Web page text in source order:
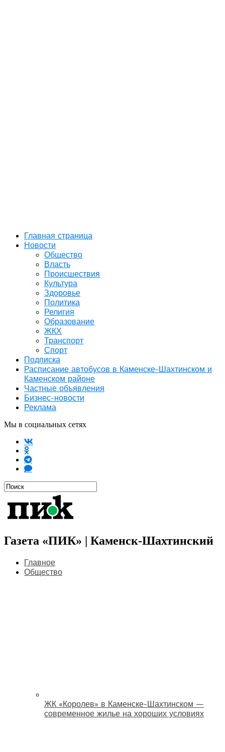
Главная страница
Новости
Общество
Власть
Происшествия
Культура
Здоровье
Политика
Религия
Образование
ЖКХ
Транспорт
Спорт
Подписка
Расписание автобусов в Каменске-Шахтинском и
Каменском районе
Частные объявления
Бизнес-новости
Реклама
Мы в социальных сетях
Газета «ПИК» | Каменск-Шахтинский
Главное
Общество
ЖК «Королев» в Каменске-Шахтинском —
современное жилье на хороших условиях